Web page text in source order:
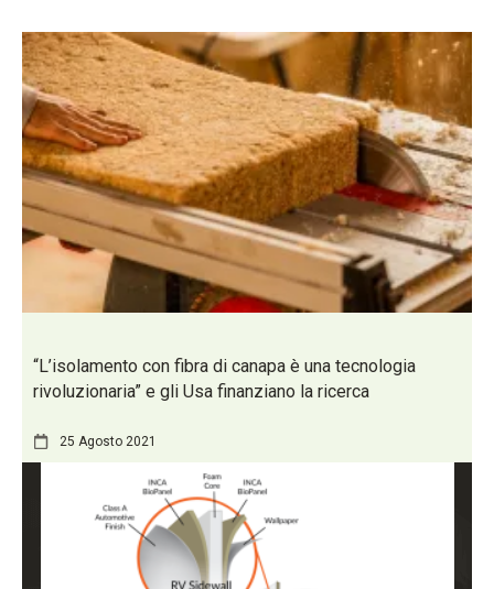
“L’isolamento con fibra di canapa è una tecnologia
rivoluzionaria” e gli Usa finanziano la ricerca
25 Agosto 2021